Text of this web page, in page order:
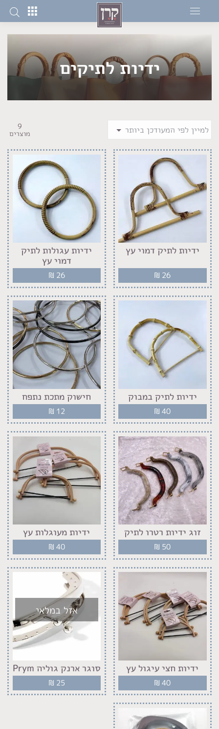
ידיות לתיקים
9
מוצרים
ידיות לתיק דמוי עץ
₪ 26
ידיות עגולות לתיק
דמוי עץ
₪ 26
ידיות לתיק במבוק
₪ 40
חישוק מתכת נתפח
₪ 12
זוג ידיות רטרו לתיק
₪ 50
ידיות מעוגלות עץ
₪ 40
ידיות חצי עיגול עץ
₪ 40
אזל במלאי
סוגר ארנק גוליה Prym
₪ 25